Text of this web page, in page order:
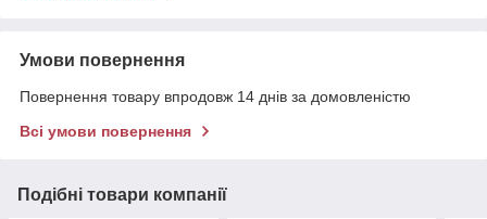
Умови повернення
Повернення товару впродовж 14 днів за домовленістю
Всі умови повернення
Подібні товари компанії